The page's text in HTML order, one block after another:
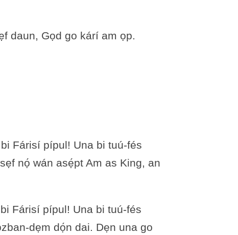
daun, Gọd go kárí am ọp.
Fárisí pípul! Una bi tuú-fés
nọ́ wán asẹ́pt Am as King, an
Fárisí pípul! Una bi tuú-fés
dẹm dọ́n dai. Dẹn una go